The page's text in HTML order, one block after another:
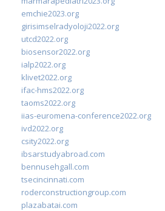
emchie2023.org
girisimselradyoloji2022.org
utcd2022.org
biosensor2022.org
ialp2022.org
klivet2022.org
ifac-hms2022.org
taoms2022.org
iias-euromena-conference2022.org
ivd2022.org
csity2022.org
ibsarstudyabroad.com
bennusehgall.com
tsecincinnati.com
roderconstructiongroup.com
plazabatai.com